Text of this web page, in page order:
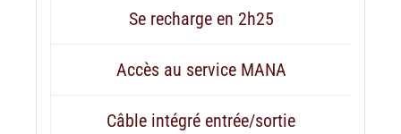
Se recharge en 2h25
Accès au service MANA
Câble intégré entrée/sortie